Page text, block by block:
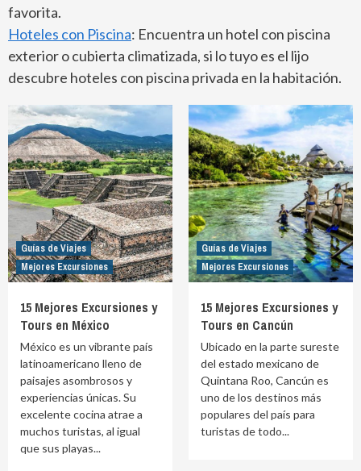
favorita.
Hoteles con Piscina: Encuentra un hotel con piscina
exterior o cubierta climatizada, si lo tuyo es el lijo
descubre hoteles con piscina privada en la habitación.
Guías de Viajes
Mejores Excursiones
15 Mejores Excursiones y
Tours en México
México es un vibrante país
latinoamericano lleno de
paisajes asombrosos y
experiencias únicas. Su
excelente cocina atrae a
muchos turistas, al igual
que sus playas...
Guías de Viajes
Mejores Excursiones
15 Mejores Excursiones y
Tours en Cancún
Ubicado en la parte sureste
del estado mexicano de
Quintana Roo, Cancún es
uno de los destinos más
populares del país para
turistas de todo...